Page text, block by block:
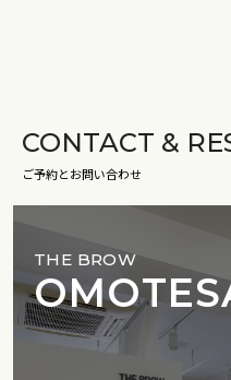
CONTACT &
ご予約とお問い合わせ
THE BROW